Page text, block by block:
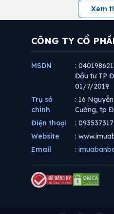
Xem
CÔNG TY CỔ
MSDN
:
Đầu tư TP
01/7/2019
Trụ sở
chính
: 16
Cường, tp
Điện thoại
:
Website
:
Email
: